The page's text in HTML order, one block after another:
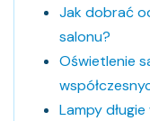
Jak dobrać
salonu?
Oświetlenie
Lampy